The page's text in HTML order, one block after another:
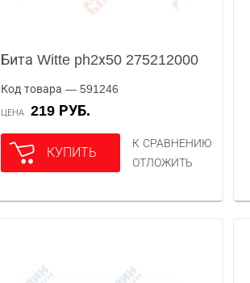
Бита Witte ph2х50 275212000
Код товара — 591246
ЦЕНА 219 РУБ.
КУПИТЬ
К СРАВНЕНИЮ
ОТЛОЖИТЬ